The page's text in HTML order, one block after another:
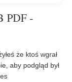
PDF -
że ktoś wgrał
aby podgląd był